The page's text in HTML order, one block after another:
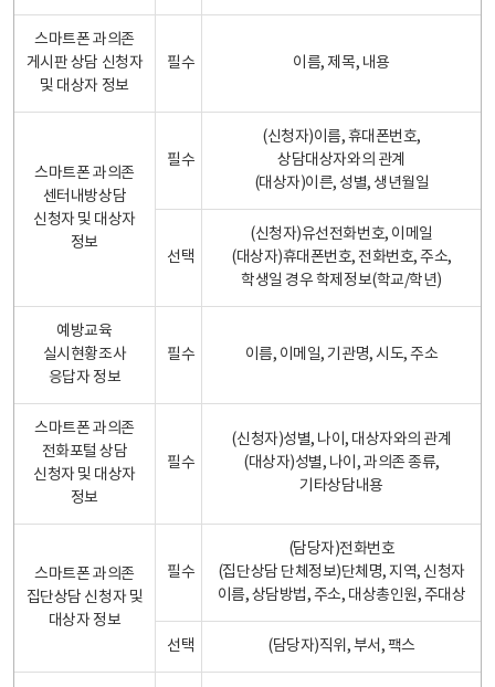
스마트폰 과의존
게시판 상담 신청자
및 대상자 정보
필수 이름, 제목, 내용
스마트폰 과의존
센터내방상담
신청자 및 대상자
정보
필수
(신청자)이름, 휴대폰번호,
상담대상자와의 관계
(대상자)이른, 성별, 생년월일
선택
(신청자)유선전화번호, 이메일
(대상자)휴대폰번호, 전화번호, 주소,
학생일 경우 학제정보(학교/학년)
예방교육
실시현황조사
응답자 정보
필수 이름, 이메일, 기관명, 시도, 주소
스마트폰 과의존
전화포털 상담
신청자 및 대상자
정보
필수
(신청자)성별, 나이, 대상자와의 관계
(대상자)성별, 나이, 과의존 종류,
기타상담내용
스마트폰 과의존
집단상담 신청자 및
대상자 정보
필수
(담당자)전화번호
(집단상담 단체정보)단체명, 지역, 신청자
이름, 상담방법, 주소, 대상총인원, 주대상
선택 (담당자)직위, 부서, 팩스